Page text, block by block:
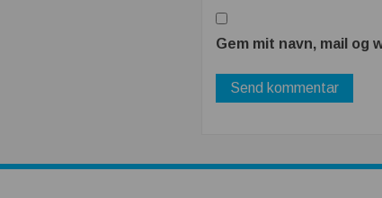
Gem mit navn, mail